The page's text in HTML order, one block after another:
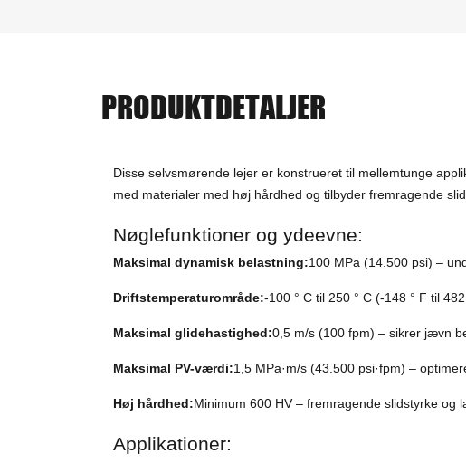
PRODUKTDETALJER
Disse selvsmørende lejer er konstrueret til mellemtunge
med materialer med høj hårdhed og tilbyder fremragende
Nøglefunktioner og ydeevne:
Maksimal dynamisk belastning:100 MPa (14.500 psi) –
Driftstemperaturområde:-100 ° C til 250 ° C (-148 ° F til
Maksimal glidehastighed:0,5 m/s (100 fpm) – sikrer jævn
Maksimal PV-værdi:1,5 MPa·m/s (43.500 psi·fpm) –
Høj hårdhed:Minimum 600 HV – fremragende slidstyrke og
Applikationer: